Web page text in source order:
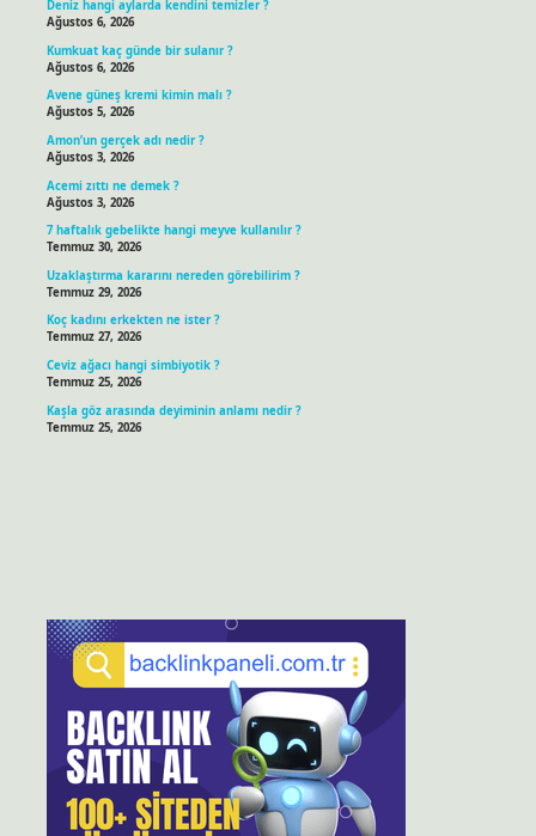
Deniz hangi aylarda kendini temizler ?
Ağustos 6, 2026
Kumkuat kaç günde bir sulanır ?
Ağustos 6, 2026
Avene güneş kremi kimin malı ?
Ağustos 5, 2026
Amon’un gerçek adı nedir ?
Ağustos 3, 2026
Acemi zıttı ne demek ?
Ağustos 3, 2026
7 haftalık gebelikte hangi meyve kullanılır ?
Temmuz 30, 2026
Uzaklaştırma kararını nereden görebilirim ?
Temmuz 29, 2026
Koç kadını erkekten ne ister ?
Temmuz 27, 2026
Ceviz ağacı hangi simbiyotik ?
Temmuz 25, 2026
Kaşla göz arasında deyiminin anlamı nedir ?
Temmuz 25, 2026